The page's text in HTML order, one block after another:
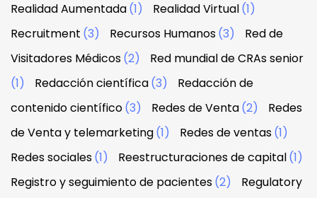
Realidad Aumentada(1) Realidad Virtual(1)
Recruitment (3) Recursos Humanos(3)
Red de
Visitadores Médicos(2)
Red mundial de CRAs senior
(1)
Redacción científica(3)
Redacción de
contenido científico(3) Redes de Venta(2)
Redes
de Venta y telemarketing(1) Redes de ventas(1)
Redes sociales(1) Reestructuraciones de capital(1)
Registro y seguimiento de pacientes(2)
Regulatory